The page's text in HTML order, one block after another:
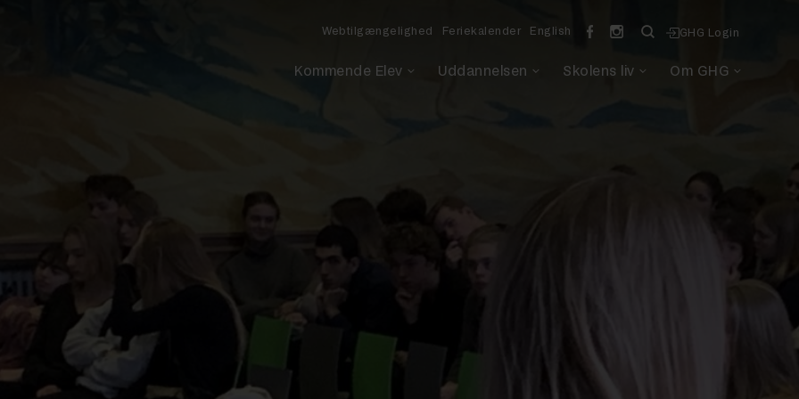
Kommende Elev
Uddannelsen Skolens liv Om GHG
Webtilgængelighed Feriekalender English GHG Login